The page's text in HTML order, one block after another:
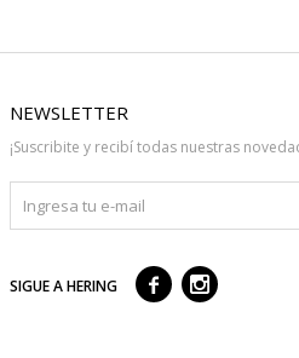
NEWSLETTER
¡Suscribite y recibí todas nuestras
SIGUE A HERING  